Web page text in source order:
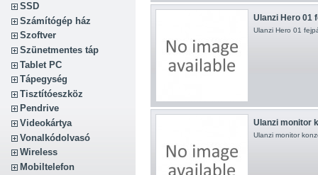
SSD
Számítógép ház
Szoftver
Szünetmentes táp
Tablet PC
Tápegység
Tisztítóeszköz
Pendrive
Videokártya
Vonalkódolvasó
Wireless
Mobiltelefon
Ulanzi Hero 01
Ulanzi Hero 01
Ulanzi monitor
Ulanzi monitor